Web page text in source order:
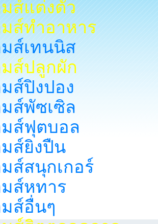
มส์แต่งตัว
มส์ทำอาหาร
ส์เทนนิส
มส์ปลูกผัก
มส์ปิงปอง
มส์พัซเซิล
มส์ฟุตบอล
มส์ยิงปืน
มส์สนุกเกอร์
มส์หทาร
มส์อื่นๆ